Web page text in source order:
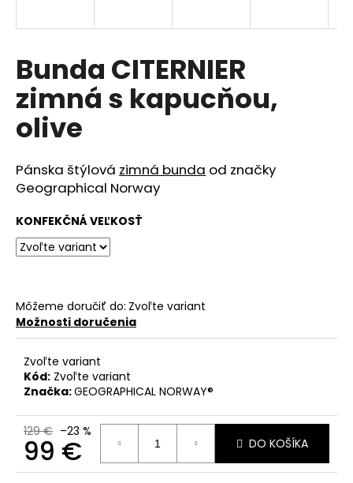
Bunda CITERNIER
zimná s kapucňou,
olive
Pánska štýlová zimná bunda od značky
Geographical Norway
KONFEKČNÁ VEĽKOSŤ
Môžeme doručiť do: Zvoľte variant
Možnosti doručenia
Zvoľte variant
Kód: Zvoľte variant
Značka:GEOGRAPHICAL NORWAY®
129 € –23 %
99 €
Jednotková
DO KOŠÍKA
s
ť
?
HĽADAŤ
O
o
r
ú
č
a
m